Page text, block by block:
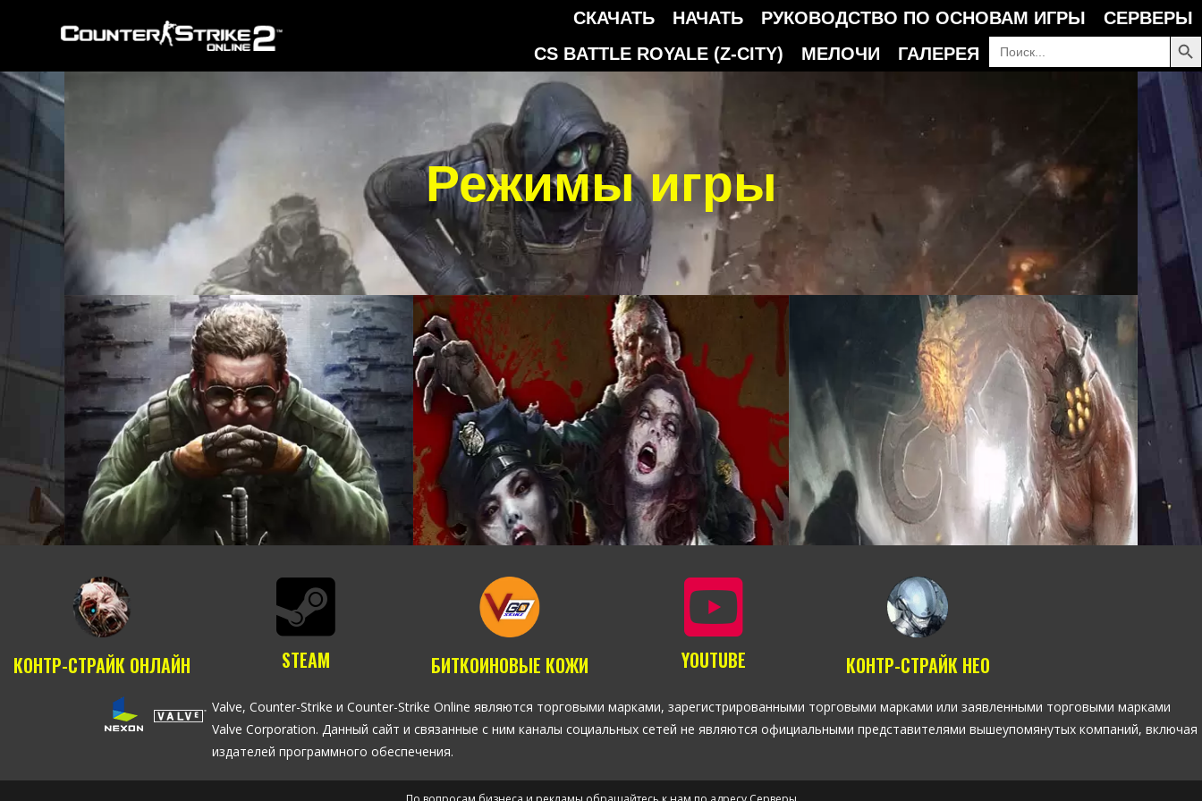
СКАЧАТЬ НАЧАТЬ РУКОВОДСТВО ПО ОСНОВАМ ИГРЫ
СЕРВЕРЫ
CS BATTLE ROYALE (Z-CITY)
МЕЛОЧИ ГАЛЕРЕЯ
Искать: КНОПКА
Режимы игры
CASUAL
PLAYER VS PLAYER
(PVP)
PLAYER VS ENVIRONMENT
(PVE)
КОНТР-СТРАЙК ОНЛАЙН STEAM БИТКОИНОВЫЕ КОЖИ YOUTUBE КОНТР-СТРАЙК НЕО
Valve, Counter-Strike и Counter-Strike Online являются торговыми марками, зарегистрированными торговыми марками или заявленными торговыми марками
Valve Corporation. Данный сайт и связанные с ним каналы социальных сетей не являются официальными представителями вышеупомянутых компаний, включая
издателей программного обеспечения.